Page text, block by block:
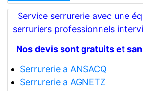
Service serrurerie avec une
serruriers professionnels
Nos devis sont gratuits et
Serrurerie a ANSACQ
Serrurerie a AGNETZ